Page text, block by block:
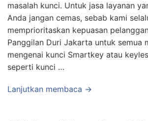
masalah kunci. Untuk jasa layanan
Anda jangan cemas, sebab kami
memprioritaskan kepuasan
Panggilan Duri Jakarta untuk semua
mengenai kunci Smartkey atau
seperti kunci …
Lanjutkan membaca →